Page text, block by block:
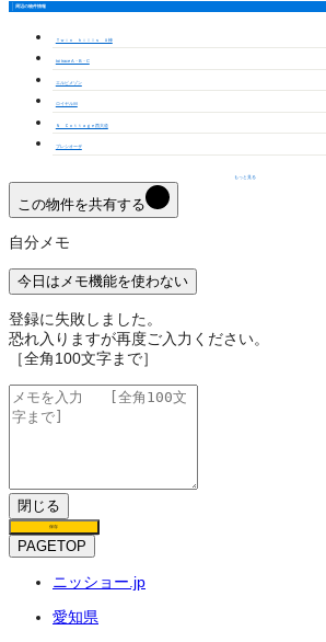
周辺の物件情報
Ｔｗｉｎ ｈｉｌｌｓ Ａ棟
toi trace A・B・C
エルピメゾン
ロイヤルＭ
Ｎ Ｃｏｔｔａｇｅ西大道
プレシオーザ
もっと見る
この物件を共有する
自分メモ
今日はメモ機能を使わない
登録に失敗しました。
恐れ入りますが再度ご入力ください。
［全角100文字まで］
閉じる
保存
PAGETOP
ニッショー.jp
愛知県